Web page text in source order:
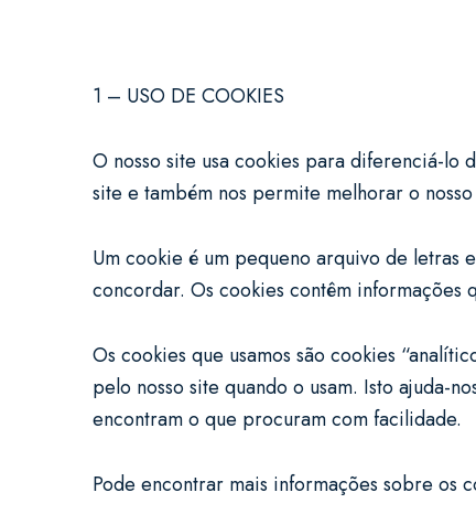
1 – USO DE COOKIES
O nosso site usa cookies para diferenciá-lo
site e também nos permite melhorar o nosso
Um cookie é um pequeno arquivo de letras
concordar. Os cookies contêm
Os cookies que usamos são cookies
pelo nosso site quando o usam. Isto ajuda-
encontram o que procuram com facilidade.
Pode encontrar mais informações sobre os